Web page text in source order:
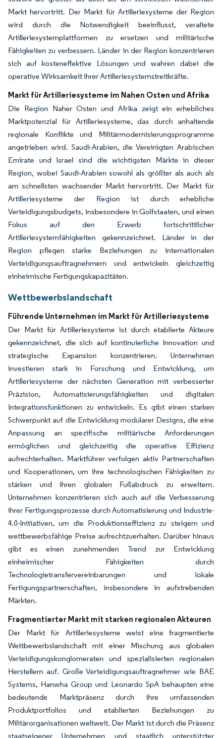
Markt hervortritt. Der Markt für Artilleriesysteme der Region
wird durch die Notwendigkeit beeinflusst, veraltete
Artilleriesystemplattformen zu ersetzen und militärische
Fähigkeiten zu verbessern. Länder in der Region konzentrieren
sich auf kosteneffektive Lösungen und wahren dabei die
operative Wirksamkeit ihrer Artilleriesystemstreitkräfte.
Markt für Artilleriesysteme im Nahen Osten und Afrika
Die Region Naher Osten und Afrika zeigt ein erhebliches
Marktpotenzial für Artilleriesysteme, das durch anhaltende
regionale Konflikte und Militärmodernisierungsprogramme
angetrieben wird. Saudi-Arabien, die Vereinigten Arabischen
Emirate und Israel sind die wichtigsten Märkte in dieser
Region, wobei Saudi-Arabien sowohl als größter als auch als
am schnellsten wachsender Markt hervortritt. Der Markt für
Artilleriesysteme der Region ist durch erhebliche
Verteidigungsbudgets, insbesondere in Golfstaaten, und einen
Fokus auf den Erwerb fortschrittlicher
Artilleriesystemfähigkeiten gekennzeichnet. Länder in der
Region pflegen starke Beziehungen zu internationalen
Verteidigungsauftragnehmern und entwickeln gleichzeitig
einheimische Fertigungskapazitäten.
Wettbewerbslandschaft
Führende Unternehmen im Markt für Artilleriesysteme
Der Markt für Artilleriesysteme ist durch etablierte Akteure
gekennzeichnet, die sich auf kontinuierliche Innovation und
strategische Expansion konzentrieren. Unternehmen
investieren stark in Forschung und Entwicklung, um
Artilleriesysteme der nächsten Generation mit verbesserter
Präzision, Automatisierungsfähigkeiten und digitalen
Integrationsfunktionen zu entwickeln. Es gibt einen starken
Schwerpunkt auf die Entwicklung modularer Designs, die eine
Anpassung an spezifische militärische Anforderungen
ermöglichen und gleichzeitig die operative Effizienz
aufrechterhalten. Marktführer verfolgen aktiv Partnerschaften
und Kooperationen, um ihre technologischen Fähigkeiten zu
stärken und ihren globalen Fußabdruck zu erweitern.
Unternehmen konzentrieren sich auch auf die Verbesserung
ihrer Fertigungsprozesse durch Automatisierung und Industrie-
4.0-Initiativen, um die Produktionseffizienz zu steigern und
wettbewerbsfähige Preise aufrechtzuerhalten. Darüber hinaus
gibt es einen zunehmenden Trend zur Entwicklung
einheimischer Fähigkeiten durch
Technologietransfervereinbarungen und lokale
Fertigungspartnerschaften, insbesondere in aufstrebenden
Märkten.
Fragmentierter Markt mit starken regionalen Akteuren
Der Markt für Artilleriesysteme weist eine fragmentierte
Wettbewerbslandschaft mit einer Mischung aus globalen
Verteidigungskonglomeraten und spezialisierten regionalen
Herstellern auf. Große Verteidigungsauftragnehmer wie BAE
Systems, Hanwha Group und Leonardo SpA behaupten eine
bedeutende Marktpräsenz durch ihre umfassenden
Produktportfolios und etablierten Beziehungen zu
Militärorganisationen weltweit. Der Markt ist durch die Präsenz
staatseigener Unternehmen und staatlich unterstützter